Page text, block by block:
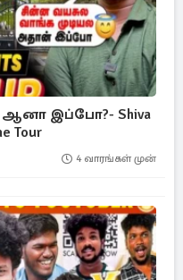
ஆனா இப்போ?- Shiva
Tour
4 வாரங்கள் முன்